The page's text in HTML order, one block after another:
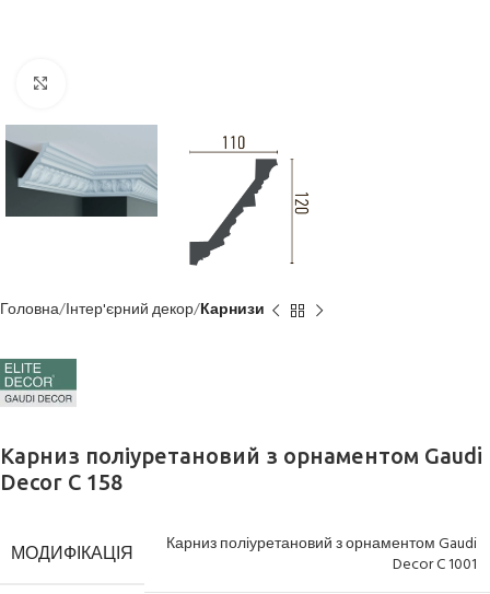
Головна Інтер'єрний декор Карнизи
Карниз поліуретановий з орнаментом Gaudi
Decor C 158
МОДИФІКАЦІЯ
Карниз поліуретановий з орнаментом Gaudi
Decor C 1001